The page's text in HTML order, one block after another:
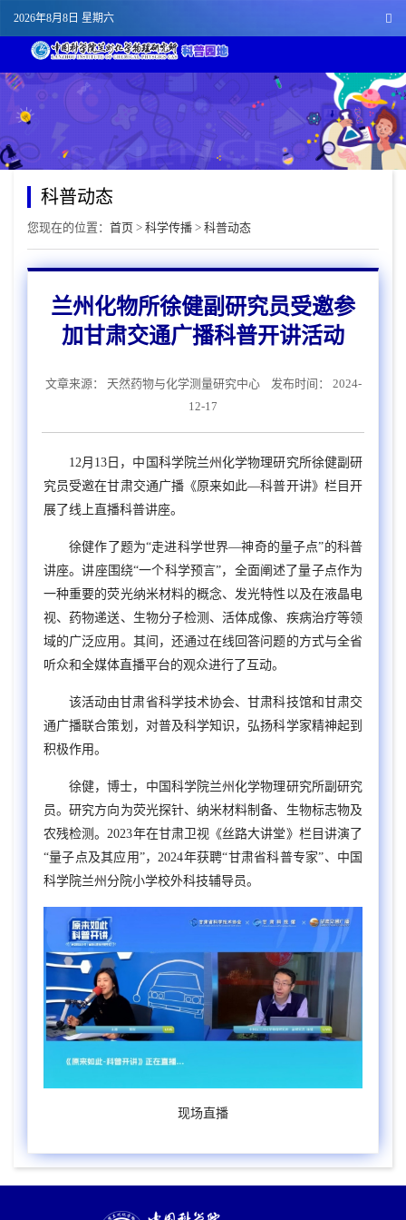
2026年8月8日 星期六
科普动态
您现在的位置： 首页 > 科学传播 > 科普动态
兰州化物所徐健副研究员受邀参
加甘肃交通广播科普开讲活动
文章来源： 天然药物与化学测量研究中心
发布时间： 2024-
12-17
12月13 日，中国科学院兰州化学物理研究所徐健副研
究员受邀在甘肃交通广播《原来如此—科普开讲》栏目开
展了线上直播科普讲座。
徐健作了题为“走进科学世界—神奇的量子点”的科普
讲座。讲座围绕“一个科学预言”，全面阐述了量子点作为
一种重要的荧光纳米材料的概念、发光特性以及在液晶电
视、药物递送、生物分子检测、活体成像、疾病治疗等领
域的广泛应用。其间，还通过在线回答问题的方式与全省
听众和全媒体直播平台的观众进行了互动。
该活动由甘肃省科学技术协会、甘肃科技馆和甘肃交
通广播联合策划，对普及科学知识，弘扬科学家精神起到
积极作用。
徐健，博士，中国科学院兰州化学物理研究所副研究
员。研究方向为荧光探针、纳米材料制备、生物标志物及
农残检测。2023年在甘肃卫视《丝路大讲堂》栏目讲演了
“量子点及其应用”，2024年获聘“甘肃省科普专家”、中国
科学院兰州分院小学校外科技辅导员。
现场直播